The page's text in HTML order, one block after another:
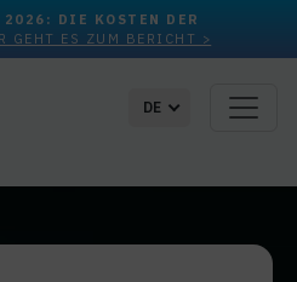
DIE KOSTEN DER
GEHT ES ZUM BERICHT >
DE